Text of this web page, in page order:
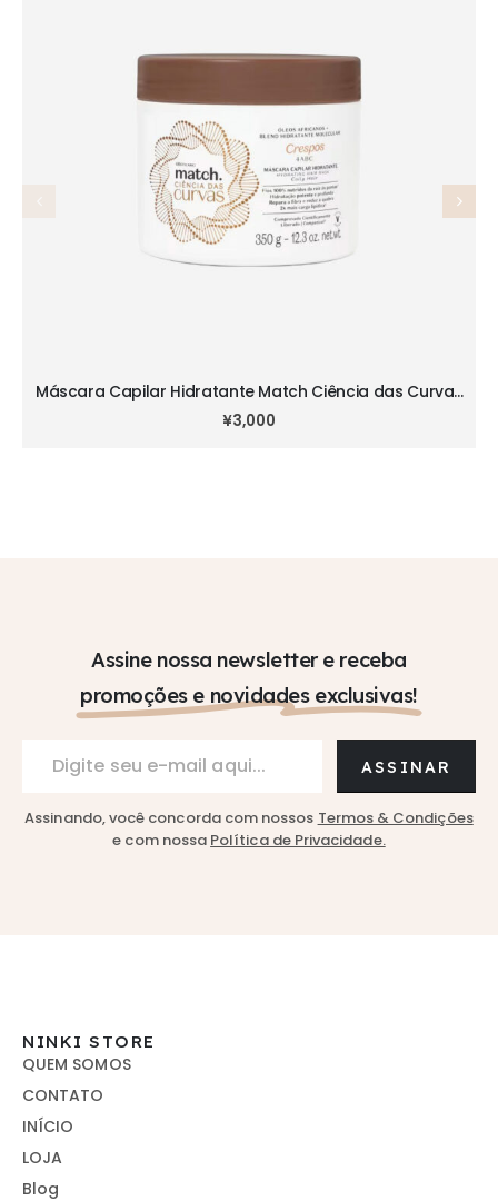
Máscara Capilar Hidratante Match Ciência das Curvas
Crespos 350g
¥3,000
Assine nossa newsletter e receba
promoções e novidades exclusivas!
Por favor, deixe este campo em branco.
Assinando, você concorda com nossos Termos & Condições
e com nossa Política de Privacidade.
NINKI STORE
QUEM SOMOS
CONTATO
INÍCIO
LOJA
Blog